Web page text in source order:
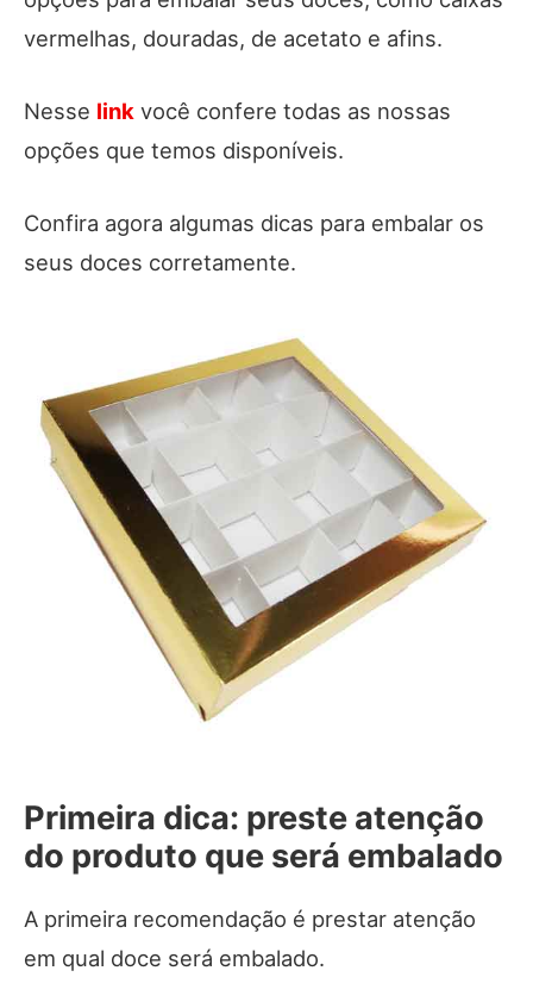
vermelhas, douradas, de acetato e afins.
Nesse link você confere todas as nossas
opções que temos disponíveis.
Confira agora algumas dicas para embalar os
seus doces corretamente.
Primeira dica: preste atenção
do produto que será embalado
A primeira recomendação é prestar atenção
em qual doce será embalado.